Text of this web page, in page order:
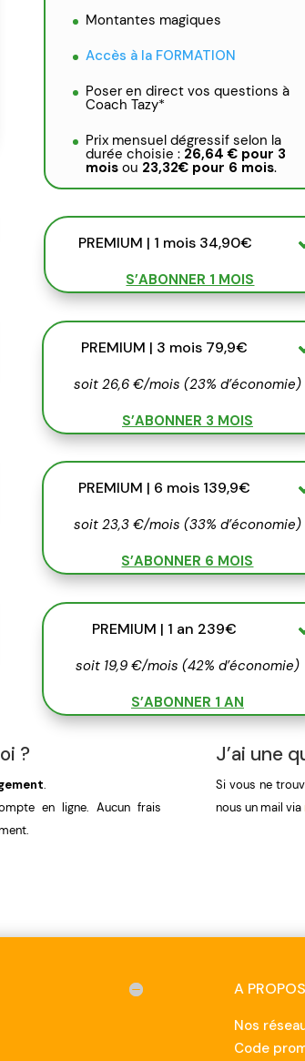
Montantes magiques
Accès à la FORMATION
Poser en direct vos questions à
Coach Tazy*
Prix mensuel dégressif selon la
durée choisie : 26,64 € pour 3
moisou 23,32€ pour 6 mois.
PREMIUM | 1 mois 34,90€
S’ABONNER 1 MOIS
PREMIUM | 3 mois 79,9€
soit 26,6 €/mois (23% d’économie)
S’ABONNER 3 MOIS
PREMIUM | 6 mois 139,9€
soit 23,3 €/mois (33% d’économie)
S’ABONNER 6 MOIS
PREMIUM | 1 an 239€
soit 19,9 €/mois (42% d’économie)
S’ABONNER 1 AN
?
.
en ligne. Aucun frais
J’ai une
Si vous ne
nous un mail via
A
Nos
Code